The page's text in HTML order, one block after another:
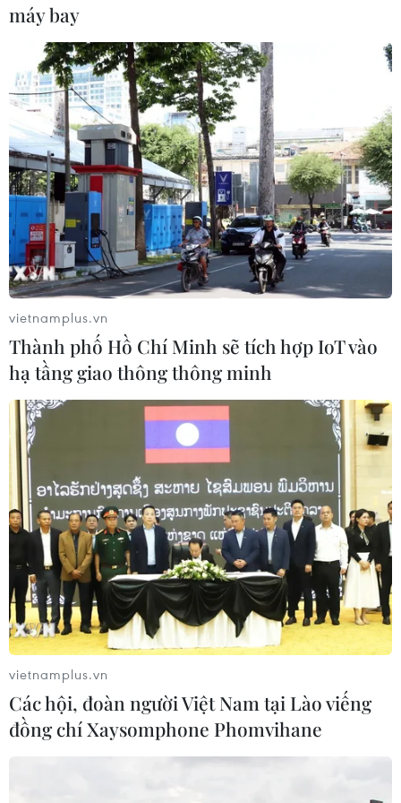
#Khu định cư ở Bờ Tây
#Mike Pompeo
#Bờ Tây
#Hội đồng Bảo an Liên hợp quốc
Mỹ
Theo dõi VietnamPlus
TIN LIÊN QUAN
máy bay
vietnamplus.vn
Thành phố Hồ Chí Minh sẽ tích hợp IoT vào
hạ tầng giao thông thông minh
vietnamplus.vn
Các hội, đoàn người Việt Nam tại Lào viếng
đồng chí Xaysomphone Phomvihane